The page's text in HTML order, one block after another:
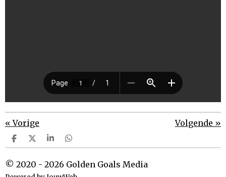
«Vorige Volgende »
D
e
e
n
D
e
l
S
h
r
e
D
e
e
n
© 2020 - 2026 Golden Goals Media